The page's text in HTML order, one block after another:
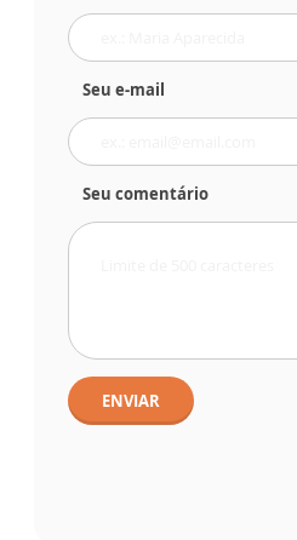
Seu e-mail
Seu comentário
ENVIAR